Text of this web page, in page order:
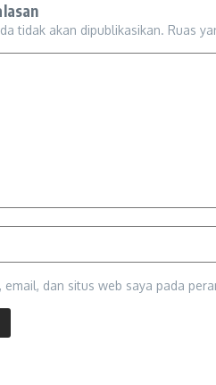
tidak akan dipublikasikan. Ruas
email, dan situs web saya pada